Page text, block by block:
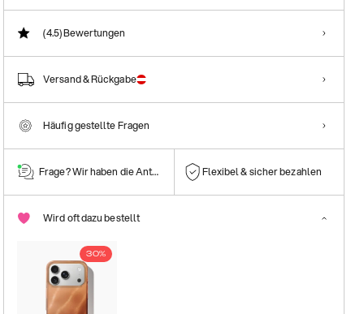
(4.5)Bewertungen
Versand & Rückgabe
Häufig gestellte Fragen
Frage? Wir haben die Antwort! Flexibel & sicher bezahlen
Wird oft dazu bestellt
30%